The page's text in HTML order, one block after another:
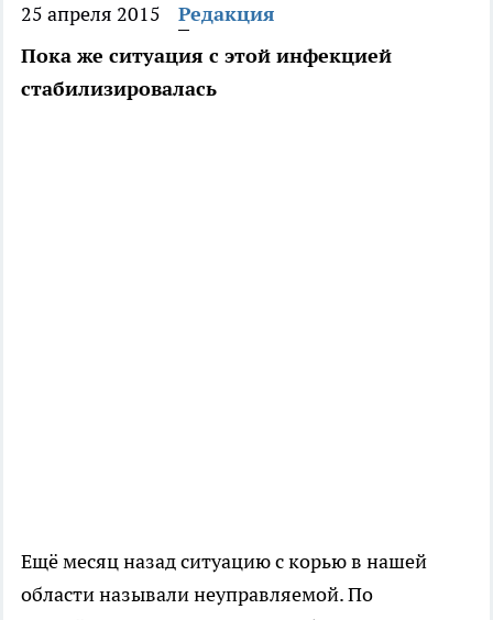
25 апреля 2015
Редакция
Пока же ситуация с этой инфекцией
стабилизировалась
Ещё месяц назад ситуацию с корью в нашей
области называли неуправляемой. По